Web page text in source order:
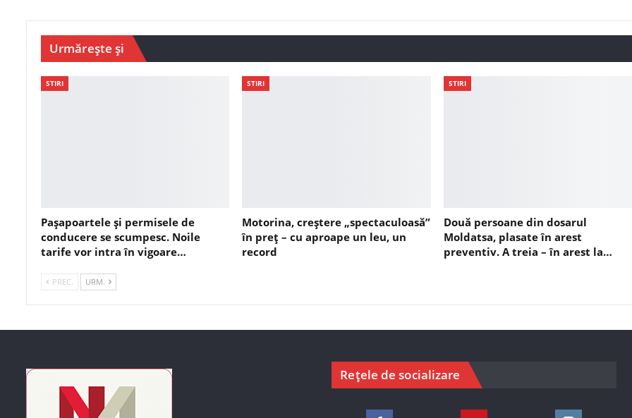
Urmărește și
STIRI
Pașapoartele și permisele de
conducere se scumpesc. Noile
tarife vor intra în vigoare…
STIRI
Motorina, creștere „spectaculoasă”
în preț – cu aproape un leu, un
record
STIRI
Două persoane din dosarul
Moldatsa, plasate în arest
preventiv. A treia – în arest la…
PREC. URM.
Rețele de socializare